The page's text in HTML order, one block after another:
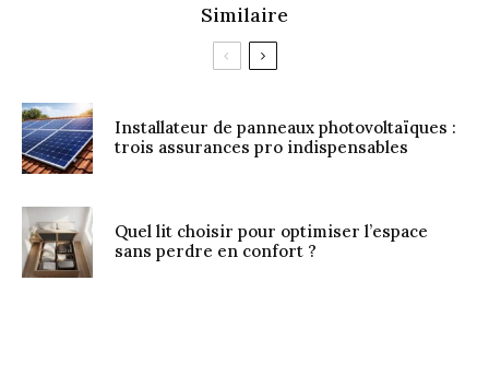
Similaire
Installateur de panneaux photovoltaïques :
trois assurances pro indispensables
Quel lit choisir pour optimiser l’espace
sans perdre en confort ?